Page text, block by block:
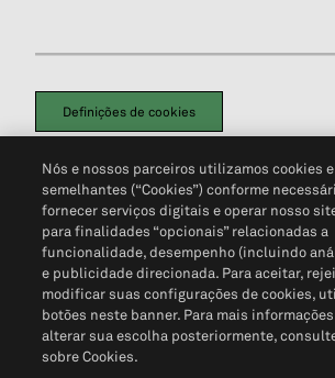
Definições de cookies
Política de PrivacidadePortal de privacidade do
Não Venda Minhas Informações Pessoais© 2026
Nós e nossos parceiros utilizamos cookies
semelhantes (“Cookies”) conforme
fornecer serviços digitais e operar nosso
para finalidades “opcionais” relacionadas a
funcionalidade, desempenho (incluindo
e publicidade direcionada. Para aceitar,
modificar suas configurações de cookies,
botões neste banner. Para mais
alterar sua escolha posteriormente,
sobre Cookies.